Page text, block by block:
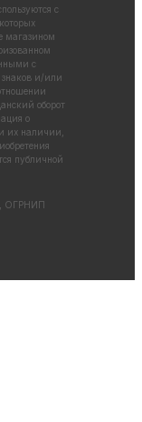
с
магазином
с
и/или
оборот
о
их наличии,
публичной
ОГРНИП